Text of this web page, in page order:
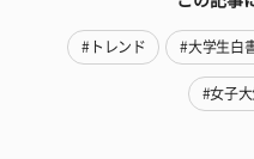
#トレンド #大学生白
#女子大